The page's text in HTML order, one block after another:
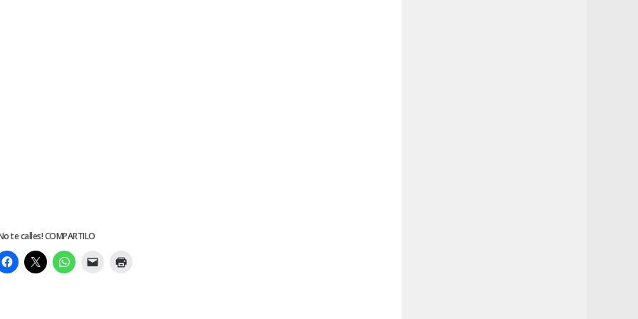
te calles! COMPARTILO